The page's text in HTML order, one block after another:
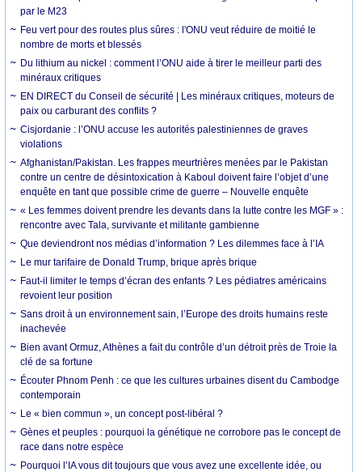
par le M23
Feu vert pour des routes plus sûres : l'ONU veut réduire de moitié le
nombre de morts et blessés
Du lithium au nickel : comment l’ONU aide à tirer le meilleur parti des
minéraux critiques
EN DIRECT du Conseil de sécurité | Les minéraux critiques, moteurs de
paix ou carburant des conflits ?
Cisjordanie : l’ONU accuse les autorités palestiniennes de graves
violations
Afghanistan/Pakistan. Les frappes meurtrières menées par le Pakistan
contre un centre de désintoxication à Kaboul doivent faire l’objet d’une
enquête en tant que possible crime de guerre – Nouvelle enquête
« Les femmes doivent prendre les devants dans la lutte contre les MGF » :
rencontre avec Tala, survivante et militante gambienne
Que deviendront nos médias d’information ? Les dilemmes face à l’IA
Le mur tarifaire de Donald Trump, brique après brique
Faut-il limiter le temps d’écran des enfants ? Les pédiatres américains
revoient leur position
Sans droit à un environnement sain, l’Europe des droits humains reste
inachevée
Bien avant Ormuz, Athènes a fait du contrôle d’un détroit près de Troie la
clé de sa fortune
Écouter Phnom Penh : ce que les cultures urbaines disent du Cambodge
contemporain
Le « bien commun », un concept post-libéral ?
Gènes et peuples : pourquoi la génétique ne corrobore pas le concept de
race dans notre espèce
Pourquoi l’IA vous dit toujours que vous avez une excellente idée, ou